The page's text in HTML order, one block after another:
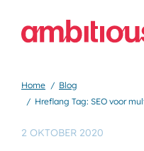
Home
Blog
Hreflang Tag: SEO voor
2 OKTOBER 2020